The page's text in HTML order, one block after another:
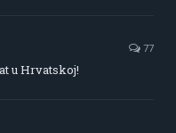
77
u Hrvatskoj!